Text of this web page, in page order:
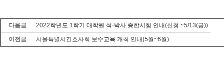
다음글
2022학년도 1학기 대학원 석·박사 종합시험 안내(신청:~5/13(금))
이전글
서울특별시간호사회 보수교육 개최 안내(5월~6월)